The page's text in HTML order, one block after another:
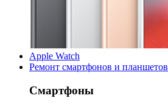
Apple Watch
Ремонт смартфонов и планшетов
Смартфоны